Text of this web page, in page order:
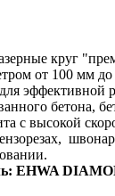
круг
от 100 мм
эффективной
бетона,
с высокой
EHWA